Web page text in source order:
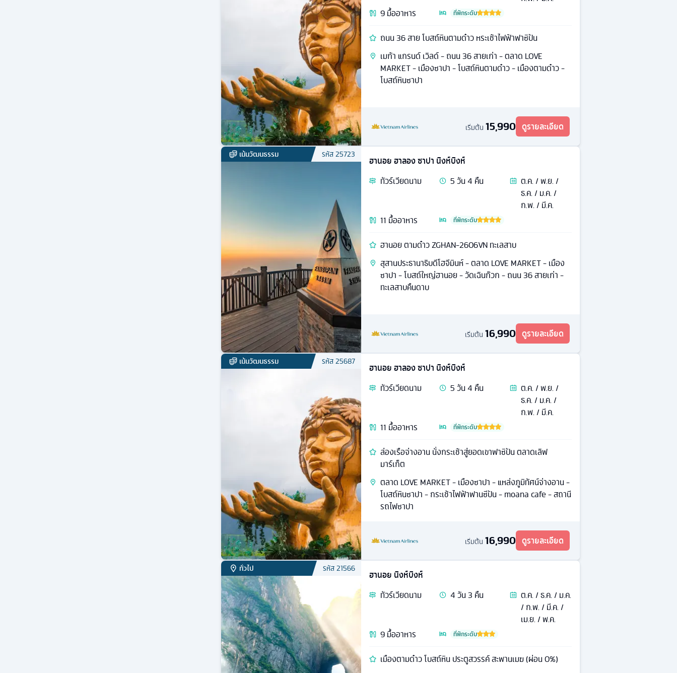
9มื้ออาหาร ที่พักระดับ
ถนน 36 สาย โบสถ์หินตามด๋าว หระเช้าไฟฟ้าฟาซิปัน
เมก้า แกรนด์ เวิลด์ - ถนน 36 สายเก่า - ตลาด LOVE
MARKET - เมืองซาปา - โบสถ์หินตามด๋าว - เมืองตามด๋าว -
โบสถ์หินซาปา
เริ่มต้น 15,990 ดูรายละเอียด
เน้นวัฒนธรรม รหัส25723
ฮานอย ฮาลอง ซาปา นิงห์บิงห์
ทัวร์เวียดนาม 5วัน4 คืน
ต.ค. / พ.ย. /
ธ.ค. / ม.ค. /
ก.พ. / มี.ค.
11 มื้ออาหาร ที่พักระดับ
ฮานอย ตามด๋าว ZGHAN-2606VN ทะเลสาบ
สุสานประธานาธิบดีโฮจีมินห์ - ตลาด LOVE MARKET - เมือง
ซาปา - โบสถ์ใหญ่ฮานอย - วัดเฉินก๊วก - ถนน 36 สายเก่า -
ทะเลสาบคืนดาบ
เริ่มต้น 16,990 ดูรายละเอียด
เน้นวัฒนธรรม รหัส25687
ฮานอย ฮาลอง ซาปา นิงห์บิงห์
ทัวร์เวียดนาม 5วัน4 คืน
ต.ค. / พ.ย. /
ธ.ค. / ม.ค. /
ก.พ. / มี.ค.
11 มื้ออาหาร ที่พักระดับ
ล่องเรือจ่างอาน นั่งกระเช้าสู่ยอดเขาฟาซิปัน ตลาดเลิฟ
มาร์เก็ต
ตลาด LOVE MARKET - เมืองซาปา - แหล่งภูมิทัศน์จ่างอาน -
โบสถ์หินซาปา - กระเช้าไฟฟ้าฟานซีปัน - moana cafe - สถานี
รถไฟซาปา
เริ่มต้น 16,990 ดูรายละเอียด
ทั่วไป รหัส21566
ฮานอย นิงห์บิงห์
ทัวร์เวียดนาม 4วัน3 คืน
ต.ค. / ธ.ค. / ม.ค.
/ ก.พ. / มี.ค. /
เม.ย. / พ.ค.
9มื้ออาหาร ที่พักระดับ
เมืองตามด๋าว โบสถ์หิน ประตูสวรรค์ สะพานเมฆ (ผ่อน 0%)